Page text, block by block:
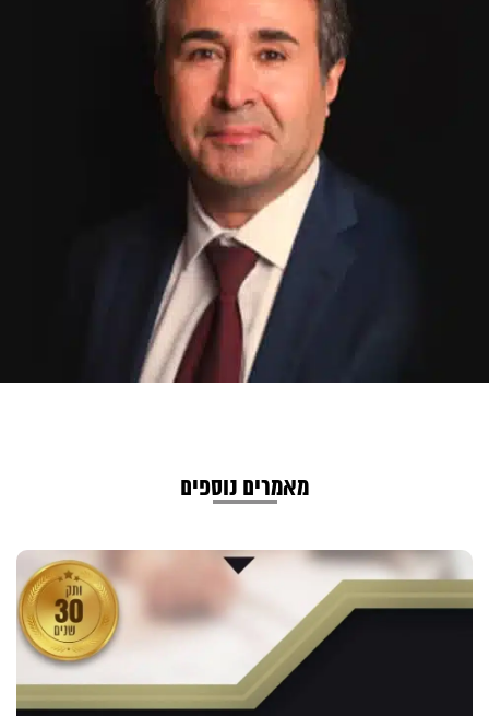
מאמרים נוספים